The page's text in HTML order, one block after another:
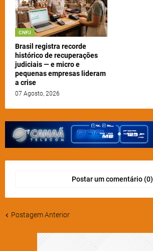
CNPJ
Brasil registra recorde
histórico de recuperações
judiciais — e micro e
pequenas empresas lideram
a crise
07 Agosto, 2026
Postar um comentário (0)
Postagem Anterior